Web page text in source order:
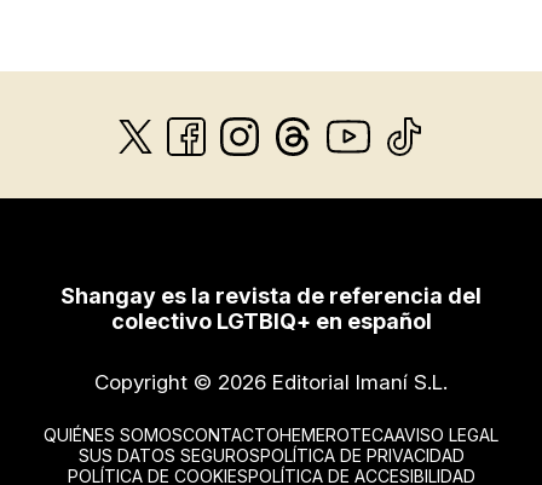
Shangay es la revista de referencia del
colectivo LGTBIQ+ en español
Copyright © 2026 Editorial Imaní S.L.
QUIÉNES SOMOSCONTACTOHEMEROTECAAVISO LEGAL
SUS DATOS SEGUROSPOLÍTICA DE PRIVACIDAD
POLÍTICA DE COOKIESPOLÍTICA DE ACCESIBILIDAD